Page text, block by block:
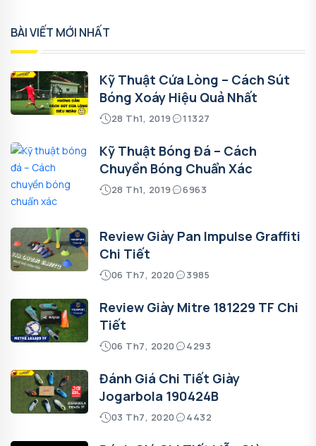
BÀI VIẾT MỚI NHẤT
Kỹ Thuật Cứa Lòng – Cách Sút
Bóng Xoáy Hiệu Quả Nhất
28 Th1, 2019 11327
Kỹ Thuật Bóng Đá – Cách
Chuyền Bóng Chuẩn Xác
28 Th1, 2019 6963
Review Giày Pan Impulse Graffiti
Chi Tiết
06 Th7, 2020 3985
Review Giày Mitre 181229 TF Chi
Tiết
06 Th7, 2020 4293
Đánh Giá Chi Tiết Giày
Jogarbola 190424B
03 Th7, 2020 4432